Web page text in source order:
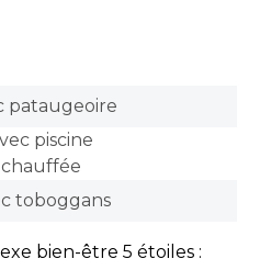
pataugeoire
piscine
chauffée
toboggans
bien-être 5 étoiles :